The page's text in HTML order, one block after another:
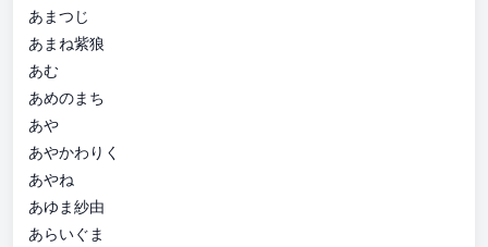
あまつじ
あまね紫狼
あむ
あめのまち
あや
あやかわりく
あやね
あゆま紗由
あらいぐま